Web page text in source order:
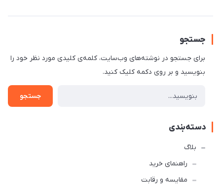
جستجو
برای جستجو در نوشته‌های وب‌سایت، کلمه‌ی کلیدی مورد نظر خود را
بنویسید و بر روی دکمه کلیک کنید.
جستجو
دسته‌بندی
بلاگ
راهنمای خرید
مقایسه و رقابت